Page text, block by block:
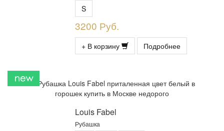
S
3200 Руб.
+ В корзину Подробнее
Louis Fabel
Рубашка